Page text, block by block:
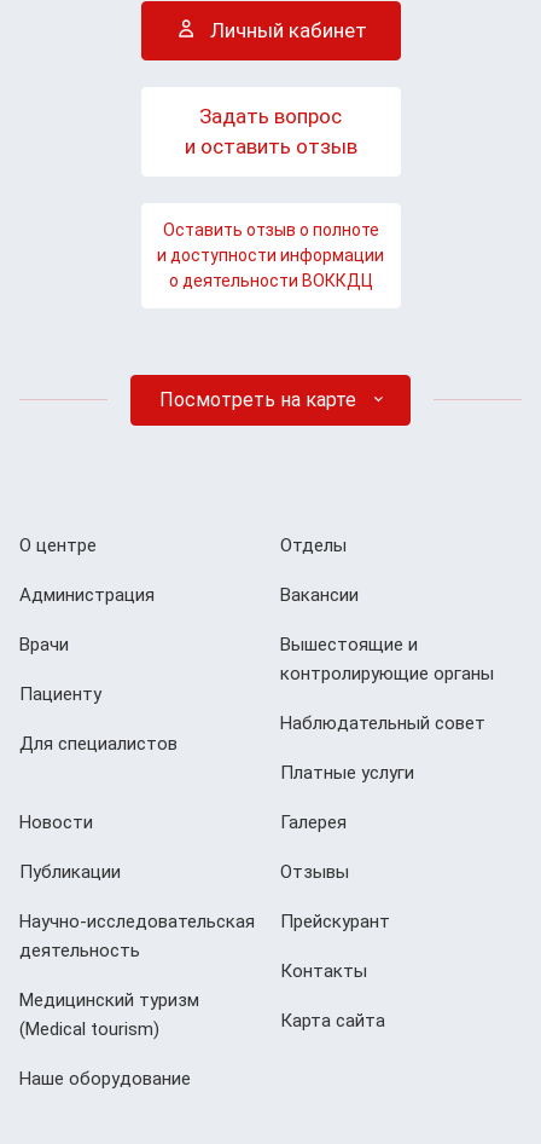
Личный кабинет
Задать вопрос
и оставить отзыв
Оставить отзыв о полноте
и доступности информации
о деятельности ВОККДЦ
Посмотреть на карте
О центре
Администрация
Врачи
Пациенту
Для специалистов
Отделы
Вакансии
Вышестоящие и
контролирующие органы
Наблюдательный совет
Платные услуги
Новости
Публикации
Научно-исследовательская
деятельность
Медицинский туризм
(Мedical tourism)
Наше оборудование
Галерея
Отзывы
Прейскурант
Контакты
Карта сайта